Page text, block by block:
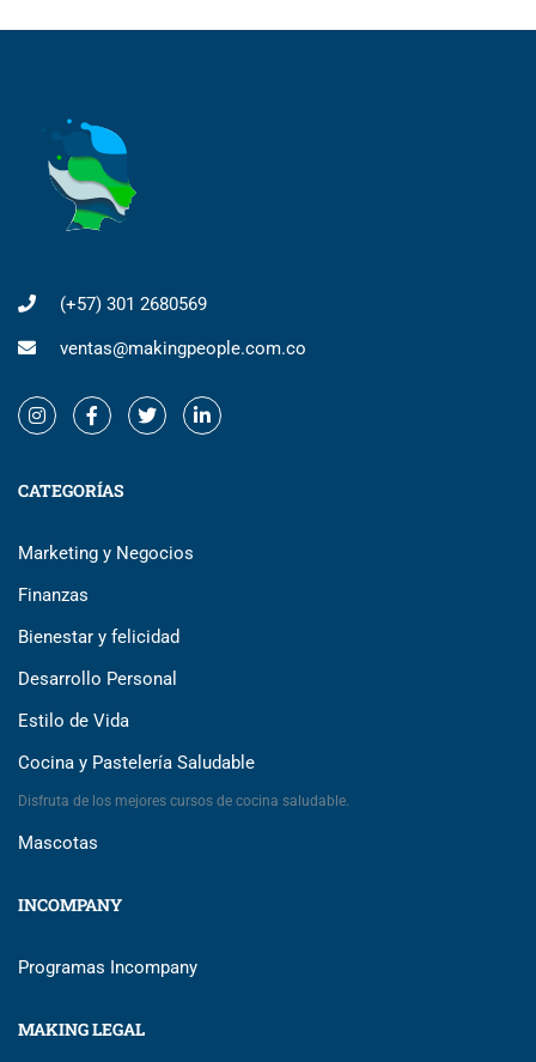
(+57) 301 2680569
ventas@makingpeople.com.co
CATEGORÍAS
Marketing y Negocios
Finanzas
Bienestar y felicidad
Desarrollo Personal
Estilo de Vida
Cocina y Pastelería Saludable
Disfruta de los mejores cursos de cocina saludable.
Mascotas
INCOMPANY
Programas Incompany
MAKING LEGAL